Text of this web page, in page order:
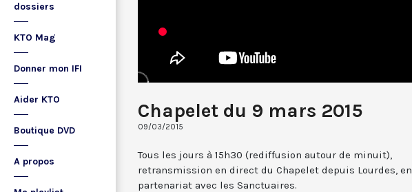
dossiers
KTO Mag
Donner mon IFI
Aider KTO
Boutique DVD
A propos
Chapelet du 9 mars 2015
09/03/2015
Tous les jours à 15h30 (rediffusion autour de minuit),
retransmission en direct du Chapelet depuis Lourdes, en
partenariat avec les Sanctuaires.